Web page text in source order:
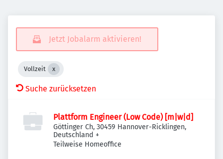
Jetzt Jobalarm aktivieren!
Vollzeit
Suche zurücksetzen
Plattform Engineer (Low Code) [m|w|d]
Göttinger Ch, 30459 Hannover-Ricklingen,
Deutschland +
Teilweise Homeoffice